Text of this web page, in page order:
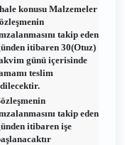
konusu Malzemeler
takip eden
itibaren 30(Otuz)
günü içerisinde
teslim
takip eden
itibaren işe